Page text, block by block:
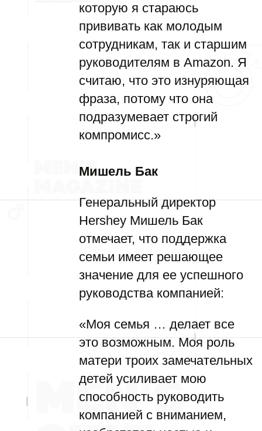
которую я стараюсь
прививать как молодым
сотрудникам, так и старшим
руководителям в Amazon. Я
считаю, что это изнуряющая
фраза, потому что она
подразумевает строгий
компромисс.»
Мишель Бак
Генеральный директор
Hershey Мишель Бак
отмечает, что поддержка
семьи имеет решающее
значение для ее успешного
руководства компанией:
«Моя семья … делает все
это возможным. Моя роль
матери троих замечательных
детей усиливает мою
способность руководить
компанией с вниманием,